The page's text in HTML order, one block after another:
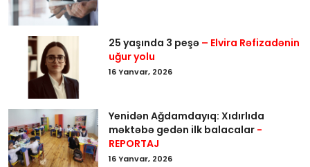
25 yaşında 3 peşə – Elvira Rəfizadənin
uğur yolu
16 Yanvar, 2026
Yenidən Ağdamdayıq: Xıdırlıda
məktəbə gedən ilk balacalar -
REPORTAJ
16 Yanvar, 2026